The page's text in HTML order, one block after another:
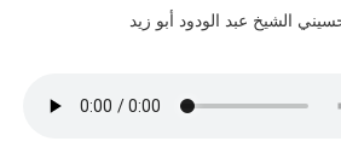
الشيخ عبد الودود أبو زيد